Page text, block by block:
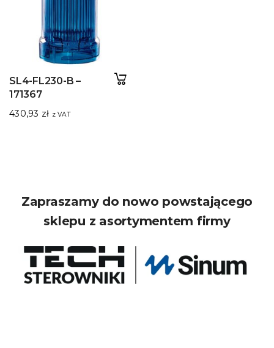
SL4-FL230-B –
171367
430,93 zł z VAT
Zapraszamy do nowo powstającego
sklepu z asortymentem firmy